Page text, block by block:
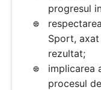
progresul
Sport,
rezultat;
implicarea
procesul